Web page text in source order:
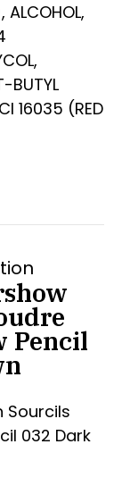
BUTYL
16035 (RED
Pencil